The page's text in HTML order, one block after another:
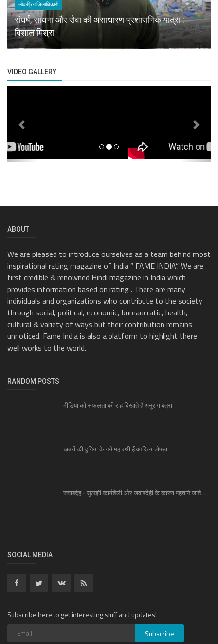
लोकप्रिय जिलाधिकारी
संघर्ष, साधना और सेवा की असाधारण प्रशासनिक यात्रा :
विशाल मिश्रा
VIDEO GALLERY
Previous Next
ABOUT
We are pleased to introduce ourselves as a team behind most
inspirational rating magazine of India “ FAME INDIA”. We are
first credible & renowned Hindi magazine in India which
provides information based on rating . There are many
individuals and organizations who contribute to the society
through social, political, economic, bureaucratic, health,
cultural & variety of ways but their contribution remains
unnoticed. Fame India is also a platform to highlight there
well works to the world.
RANDOM POSTS
मीडिया को सफलता की राह दिखाते हैं अनुराग बत्रा
खबरों की दुनिया के नये महारथी हैं आदित्य चोपड़ा
जवाबदेह - सुलझी कार्यशैली और जवाबदेही के कारण पहचाने जाते...
SOCIAL MEDIA
Subscribe here to get interesting stuff and updates!